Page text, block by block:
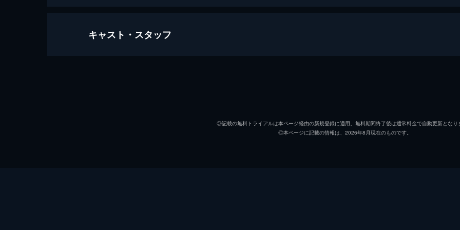
クイーンズ・オブ・フィールド
キャスト・スタッフ
ステファニー
◎記載の無料トライアルは本ページ経由の新規登録に適用。無料期間終了後は通常料金で自動更新となり
◎本ページに記載の情報は、2026年8月現在のものです。